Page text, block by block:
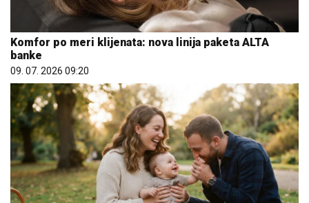
Komfor po meri klijenata: nova linija paketa ALTA
banke
09. 07. 2026 09:20